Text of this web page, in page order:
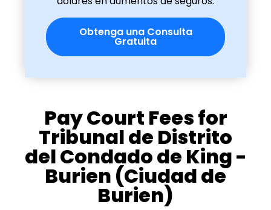
Obtenga una Consulta
Gratuita
Pay Court Fees for
Tribunal de Distrito
del Condado de King -
Burien (Ciudad de
Burien)